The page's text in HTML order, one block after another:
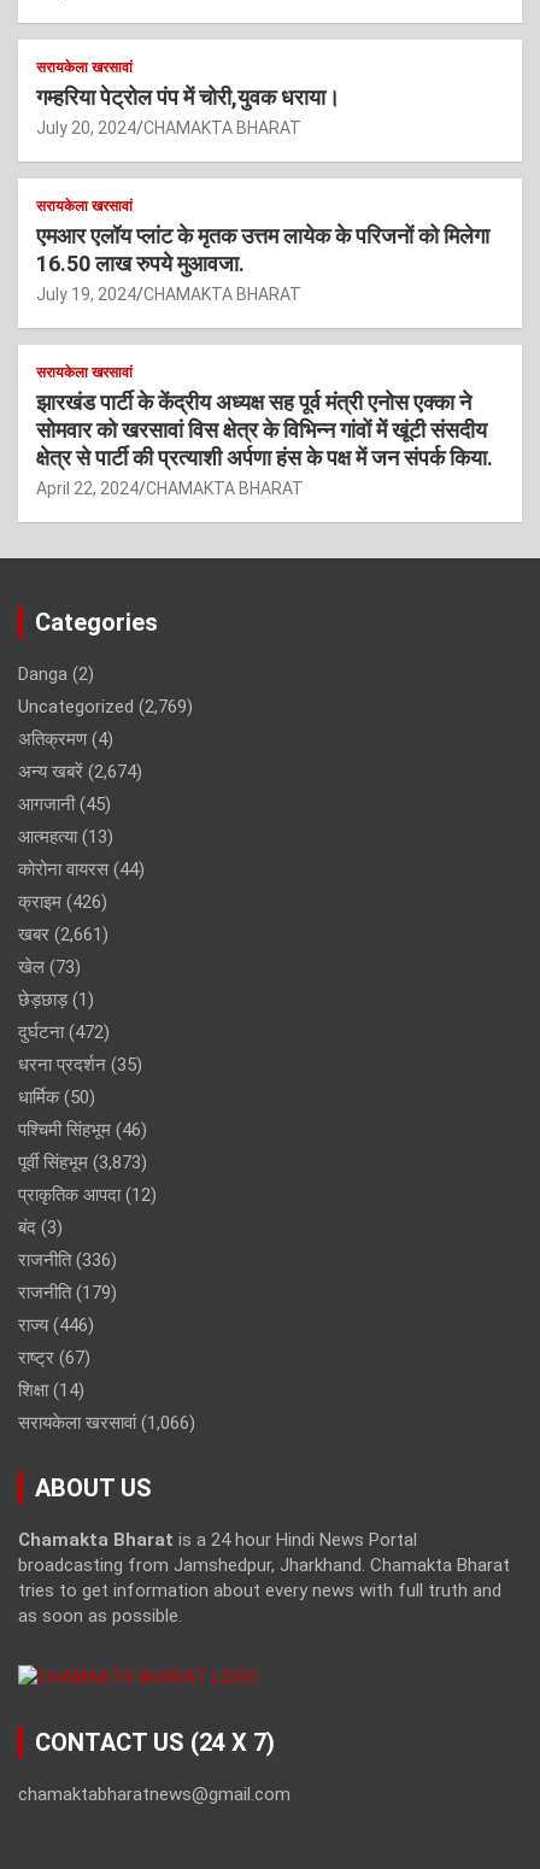
सरायकेला खरसावां
गम्हरिया पेट्रोल पंप में चोरी,युवक धराया।
July 20, 2024 CHAMAKTA BHARAT
सरायकेला खरसावां
एमआर एलॉय प्लांट के मृतक उत्तम लायेक के परिजनों को मिलेगा
16.50 लाख रुपये मुआवजा.
July 19, 2024 CHAMAKTA BHARAT
सरायकेला खरसावां
झारखंड पार्टी के केंद्रीय अध्यक्ष सह पूर्व मंत्री एनोस एक्का ने
सोमवार को खरसावां विस क्षेत्र के विभिन्न गांवों में खूंटी संसदीय
क्षेत्र से पार्टी की प्रत्याशी अर्पणा हंस के पक्ष में जन संपर्क किया.
April 22, 2024 CHAMAKTA BHARAT
Categories
Danga (2)
Uncategorized (2,769)
अतिक्रमण(4)
अन्य खबरें (2,674)
आगजानी(45)
आत्महत्या(13)
कोरोना वायरस (44)
क्राइम (426)
खबर (2,661)
खेल (73)
छेड़छाड़(1)
दुर्घटना(472)
धरना प्रदर्शन (35)
धार्मिक(50)
पश्चिमी सिंहभूम (46)
पूर्वी सिंहभूम (3,873)
प्राकृतिक आपदा(12)
बंद (3)
राजनीति(336)
राजनीति(179)
राज्य(446)
राष्ट्र (67)
शिक्षा(14)
सरायकेला खरसावां(1,066)
ABOUT US
Chamakta Bharat is a 24 hour Hindi News Portal
broadcasting from Jamshedpur, Jharkhand. Chamakta Bharat
tries to get information about every news with full truth and
as soon as possible.
CONTACT US (24 X 7)
chamaktabharatnews@gmail.com